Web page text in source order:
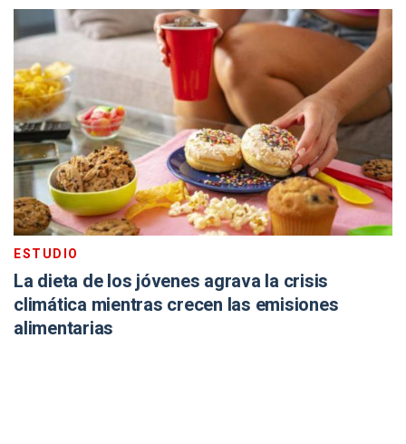
ESTUDIO
La dieta de los jóvenes agrava la crisis
climática mientras crecen las emisiones
alimentarias